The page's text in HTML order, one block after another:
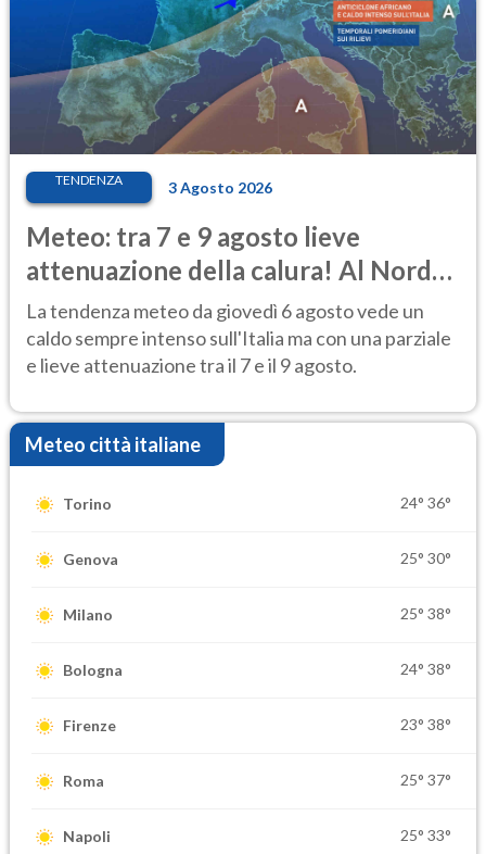
TENDENZA 3 Agosto 2026
Meteo: tra 7 e 9 agosto lieve
attenuazione della calura! Al Nord
rischio temporali
La tendenza meteo da giovedì 6 agosto vede un
caldo sempre intenso sull'Italia ma con una parziale
e lieve attenuazione tra il 7 e il 9 agosto.
Meteo città italiane
Torino 24° 36°
Genova 25° 30°
Milano 25° 38°
Bologna 24° 38°
Firenze 23° 38°
Roma 25° 37°
Napoli 25° 33°